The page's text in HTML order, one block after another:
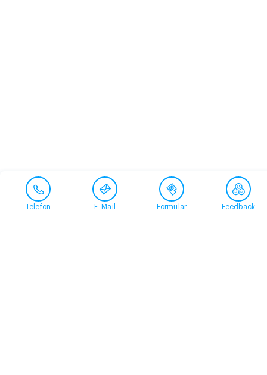
Telefon E-Mail Formular Feedback